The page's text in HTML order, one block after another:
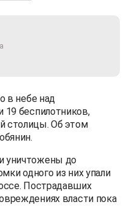
в небе над
беспилотников,
столицы. Об этом
уничтожены до
одного из них упали
Пострадавших
власти пока